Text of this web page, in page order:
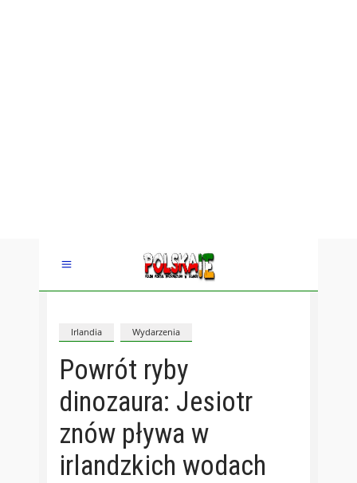
Irlandia Wydarzenia
Powrót ryby
dinozaura: Jesiotr
znów pływa w
irlandzkich wodach